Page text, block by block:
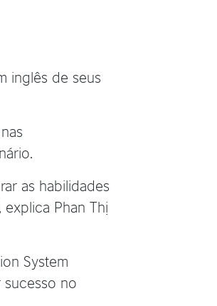
inglês de seus
as habilidades
Phan Thị
System
no